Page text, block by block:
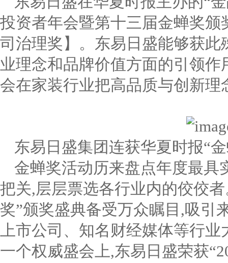
投资者年会暨第十三届金蝉奖颁
司治理奖】。东易日盛能够获
业理念和品牌价值方面的引领
会在家装行业把高品质与创新理
东易日盛集团连获华夏时报“
金蝉奖活动历来盘点年度最具
把关,层层票选各行业内的佼佼
奖”颁奖盛典备受万众瞩目,吸
上市公司、知名财经媒体等行
一个权威盛会上,东易日盛荣获